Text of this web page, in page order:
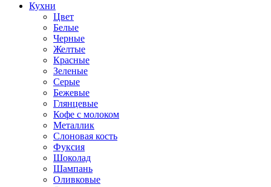
Кухни
Цвет
Белые
Черные
Желтые
Красные
Зеленые
Серые
Бежевые
Глянцевые
Кофе с молоком
Металлик
Слоновая кость
Фуксия
Шоколад
Шампань
Оливковые